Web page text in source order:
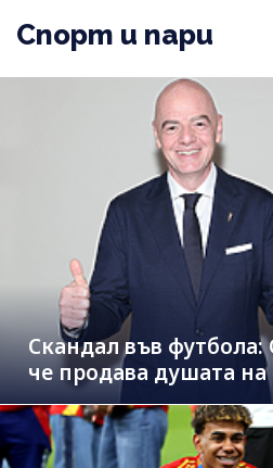
Спорт и пари
Скандал във
че продава душата на